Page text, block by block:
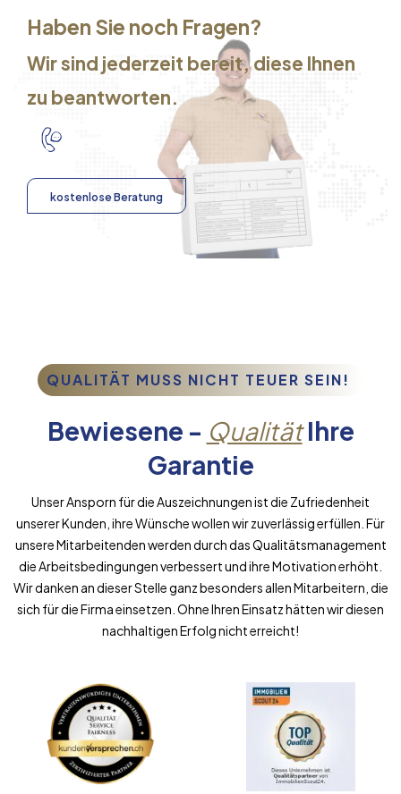
Haben Sie noch Fragen?
Wir sind jederzeit bereit, diese Ihnen
zu beantworten.
kostenlose Beratung
QUALITÄT MUSS NICHT TEUER SEIN!
Bewiesene - QualitätIhre
Garantie
Unser Ansporn für die Auszeichnungen ist die Zufriedenheit
unserer Kunden, ihre Wünsche wollen wir zuverlässig erfüllen. Für
unsere Mitarbeitenden werden durch das Qualitätsmanagement
die Arbeitsbedingungen verbessert und ihre Motivation erhöht.
Wir danken an dieser Stelle ganz besonders allen Mitarbeitern, die
sich für die Firma einsetzen. Ohne Ihren Einsatz hätten wir diesen
nachhaltigen Erfolg nicht erreicht!